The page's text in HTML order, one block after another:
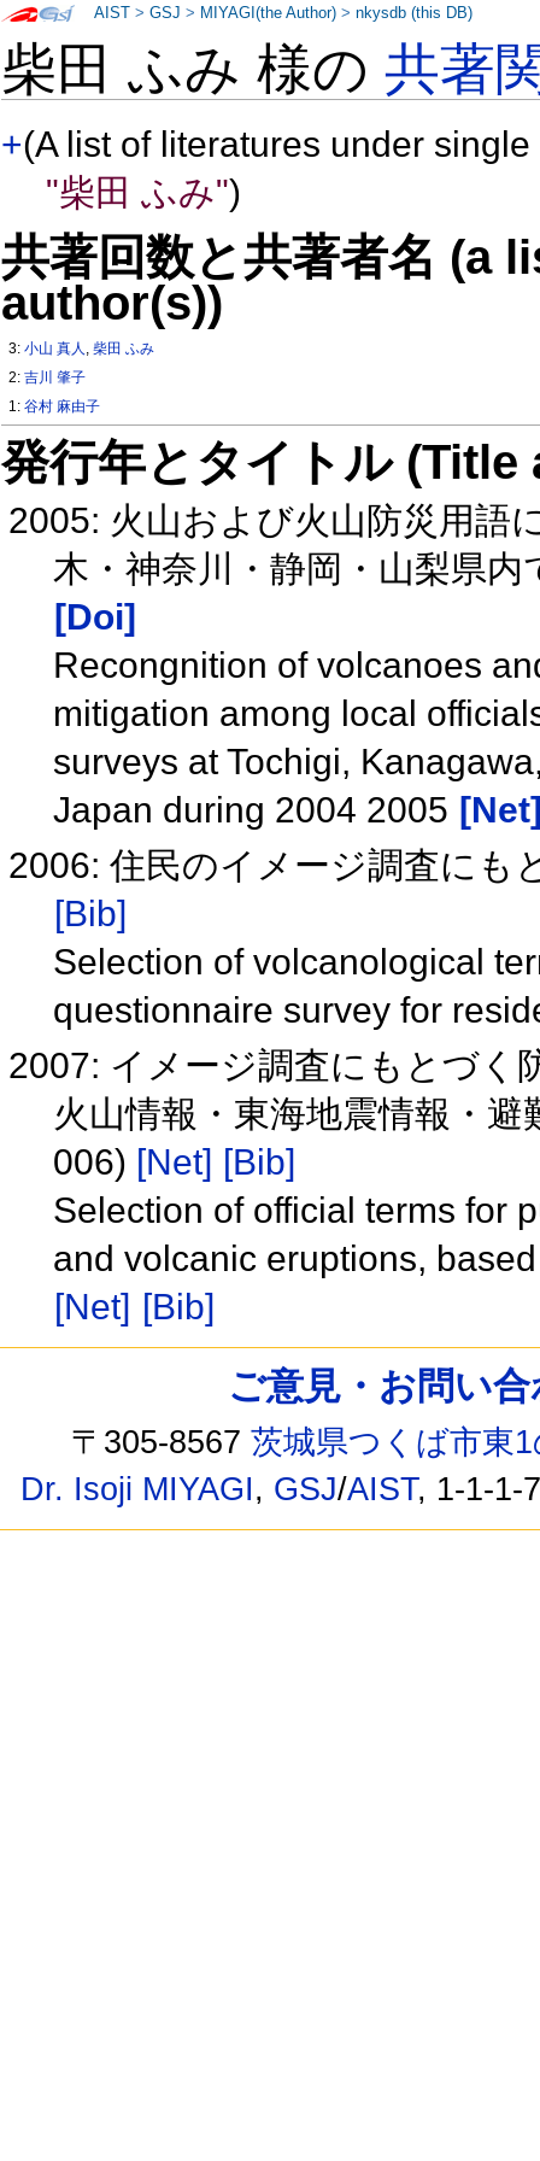
柴田 ふみ 様の共著
+(A list of literatures under
"柴田 ふみ")
共著回数と共著者名 (a
author(s))
3:小山 真人 ,柴田 ふみ
2:吉川 肇子
1:谷村 麻由子
発行年とタイトル
2005: 火山および火山防災用語
木・神奈川・静岡・山梨県
[Doi]
Recongnition of volcanoes
mitigation among local
surveys at Tochigi,
Japan during 2004 2005
2006: 住民のイメージ調査にも
[Bib]
Selection of volcanological
questionnaire survey for
2007: イメージ調査にもとづく
火山情報・東海地震情報・
006) [Net] [Bib]
Selection of official terms for
and volcanic eruptions,
[Net] [Bib]
AIST >GSJ > MIYAGI(the Author) >nkysdb (this DB)
ご意見・お問い
〒305-8567茨城県つくば市東
Dr. Isoji MIYAGI, GSJ/AIST, 1-1-1-